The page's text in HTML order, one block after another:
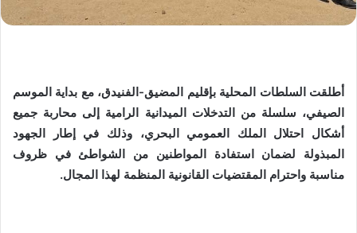
أطلقت السلطات المحلية بإقليم المضيق-الفنيدق، مع بداية الموسم
الصيفي، سلسلة من التدخلات الميدانية الرامية إلى محاربة جميع
أشكال احتلال الملك العمومي البحري، وذلك في إطار الجهود
المبذولة لضمان استفادة المواطنين من الشواطئ في ظروف
مناسبة واحترام المقتضيات القانونية المنظمة لهذا المجال.